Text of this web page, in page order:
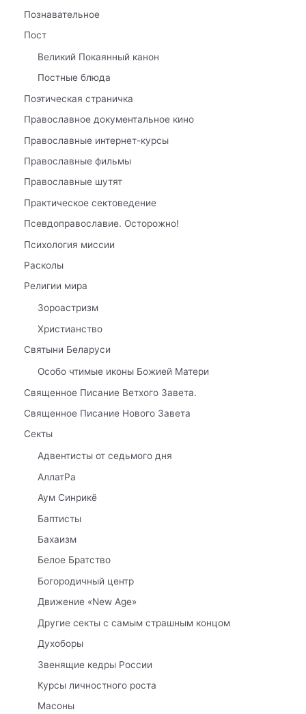
Познавательное
Пост
Великий Покаянный канон
Постные блюда
Поэтическая страничка
Православное документальное кино
Православные интернет-курсы
Православные фильмы
Православные шутят
Практическое сектоведение
Псевдоправославие. Осторожно!
Психология миссии
Расколы
Религии мира
Зороастризм
Христианство
Святыни Беларуси
Особо чтимые иконы Божией Матери
Священное Писание Ветхого Завета.
Священное Писание Нового Завета
Секты
Адвентисты от седьмого дня
АллатРа
Аум Синрикё
Баптисты
Бахаизм
Белое Братство
Богородичный центр
Движение «New Age»
Другие секты с самым страшным концом
Духоборы
Звенящие кедры России
Курсы личностного роста
Масоны